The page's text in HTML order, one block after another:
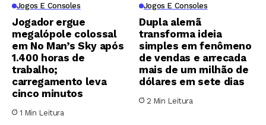
Jogos E Consoles
Jogador ergue
megalópole colossal
em No Man’s Sky após
1.400 horas de
trabalho;
carregamento leva
cinco minutos
1 Min Leitura
Jogos E Consoles
Dupla alemã
transforma ideia
simples em fenômeno
de vendas e arrecada
mais de um milhão de
dólares em sete dias
2 Min Leitura